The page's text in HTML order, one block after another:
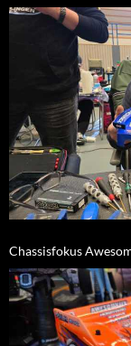
Chassisfokus